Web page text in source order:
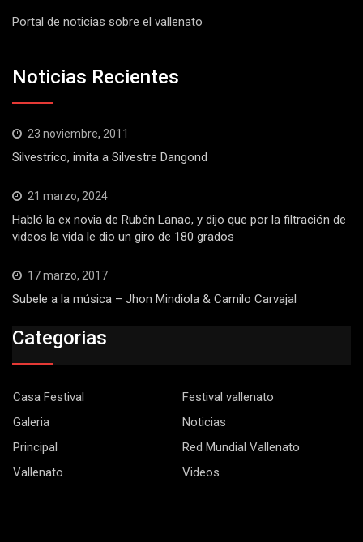
Portal de noticias sobre el vallenato
Noticias Recientes
23 noviembre, 2011
Silvestrico, imita a Silvestre Dangond
21 marzo, 2024
Habló la ex novia de Rubén Lanao, y dijo que por la filtración de
videos la vida le dio un giro de 180 grados
17 marzo, 2017
Subele a la música – Jhon Mindiola & Camilo Carvajal
Categorias
Casa Festival
Festival vallenato
Galeria
Noticias
Principal
Red Mundial Vallenato
Vallenato
Videos